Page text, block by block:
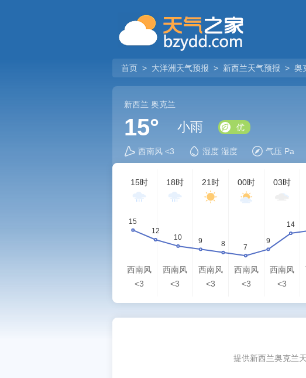
首页 > 大洋洲天气预报 > 新西兰天气预报 > 奥
新西兰 奥克兰
15° 小雨 优
西南风 <3 湿度 湿度 气压 Pa
15时
西南风
<3
18时
西南风
<3
21时
西南风
<3
00时
西南风
<3
03时
西南风
<3
提供新西兰奥克兰